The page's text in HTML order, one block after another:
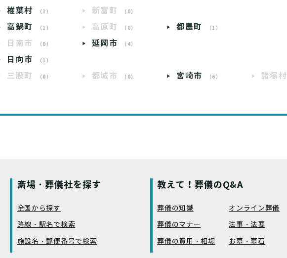
椎葉村 （1） 新富町 （0）
高鍋町 （1） 高原町 （0） 都農町 （1）
日南市 （0） 延岡市 （4）
日向市 （1）
三股町 （0） 都城市 （0） 宮崎市 （6） 諸塚村
斎場・葬儀社を探す
全国から探す
路線・駅名で検索
施設名・郵便番号で検索
教えて！葬儀のQ&A
葬儀の知識 オンライン葬儀
葬儀のマナー
法事・法要
葬儀の費用・相場
お墓・墓石